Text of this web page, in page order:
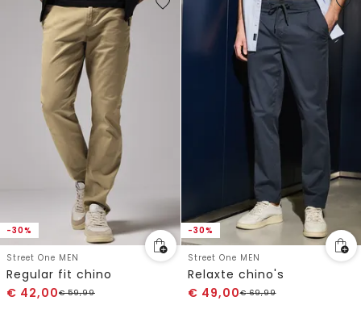
-30%
Street One MEN
Regular fit chino
€ 42,00€59,99
-30%
Street One MEN
Relaxte chino's
€ 49,00€69,99